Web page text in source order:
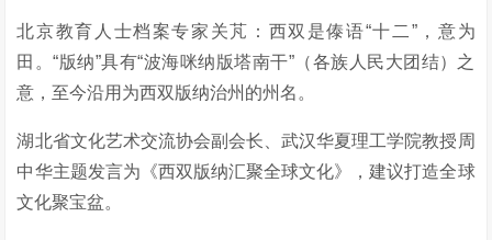
北京教育人士档案专家关芃：西双是傣语“十二”，意为
田。“版纳”具有“波海咪纳版塔南干”（各族人民大团结）之
意，至今沿用为西双版纳治州的州名。
湖北省文化艺术交流协会副会长、武汉华夏理工学院教授周
中华主题发言为《西双版纳汇聚全球文化》，建议打造全球
文化聚宝盆。